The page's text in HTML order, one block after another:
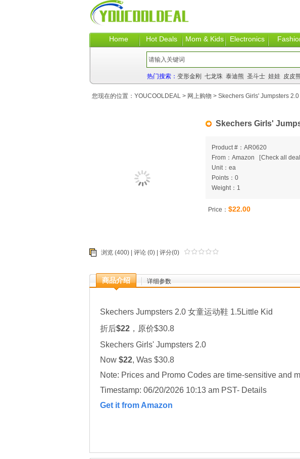
Home Hot Deals Mom & Kids Electronics
热门搜索： 变形金刚 七龙珠 泰迪熊 圣斗士 娃娃 皮皮
Skechers Girls'
Product #：AR0620
From：Amazon
[Check all
Unit：ea
Points：0
Weight：1
Price： $22.00
浏览 (400) | 评论 (0) | 评分(0)
商品介绍 详细参数
Skechers Jumpsters 2.0 女童运动鞋 1.5Little Kid
折后$22 ，原价$30.8
Skechers Girls' Jumpsters 2.0
Now $22, Was $30.8
Note: Prices and Promo Codes are time-sensitive and
Timestamp: 06/20/2026 10:13 am PST- Details
Get it from Amazon
您现在的位置： YOUCOOLDEAL > 网上购物 > Skechers Girls' Jumpsters 2.0